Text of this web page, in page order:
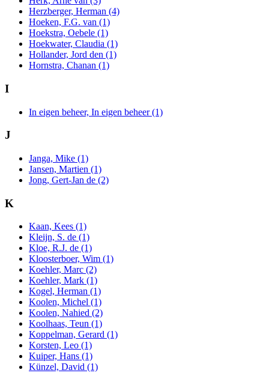
Herzberger, Herman (4)
Hoeken, F.G. van (1)
Hoekstra, Oebele (1)
Hoekwater, Claudia (1)
Hollander, Jord den (1)
Hornstra, Chanan (1)
I
In eigen beheer, In eigen beheer (1)
J
Janga, Mike (1)
Jansen, Martien (1)
Jong, Gert-Jan de (2)
K
Kaan, Kees (1)
Kleijn, S. de (1)
Kloe, R.J. de (1)
Kloosterboer, Wim (1)
Koehler, Marc (2)
Koehler, Mark (1)
Kogel, Herman (1)
Koolen, Michel (1)
Koolen, Nahied (2)
Koolhaas, Teun (1)
Koppelman, Gerard (1)
Korsten, Leo (1)
Kuiper, Hans (1)
Künzel, David (1)